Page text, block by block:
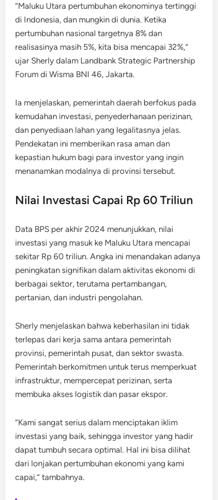
“Maluku Utara pertumbuhan ekonominya tertinggi
di Indonesia, dan mungkin di dunia. Ketika
pertumbuhan nasional targetnya 8% dan
realisasinya masih 5%, kita bisa mencapai 32%,”
ujar Sherly dalam Landbank Strategic Partnership
Forum di Wisma BNI 46, Jakarta.
Ia menjelaskan, pemerintah daerah berfokus pada
kemudahan investasi, penyederhanaan perizinan,
dan penyediaan lahan yang legalitasnya jelas.
Pendekatan ini memberikan rasa aman dan
kepastian hukum bagi para investor yang ingin
menanamkan modalnya di provinsi tersebut.
Nilai Investasi Capai Rp 60 Triliun
Data BPS per akhir 2024 menunjukkan, nilai
investasi yang masuk ke Maluku Utara mencapai
sekitar Rp 60 triliun. Angka ini menandakan adanya
peningkatan signifikan dalam aktivitas ekonomi di
berbagai sektor, terutama pertambangan,
pertanian, dan industri pengolahan.
Sherly menjelaskan bahwa keberhasilan ini tidak
terlepas dari kerja sama antara pemerintah
provinsi, pemerintah pusat, dan sektor swasta.
Pemerintah berkomitmen untuk terus memperkuat
infrastruktur, mempercepat perizinan, serta
membuka akses logistik dan pasar ekspor.
“Kami sangat serius dalam menciptakan iklim
investasi yang baik, sehingga investor yang hadir
dapat tumbuh secara optimal. Hal ini bisa dilihat
dari lonjakan pertumbuhan ekonomi yang kami
capai,” tambahnya.